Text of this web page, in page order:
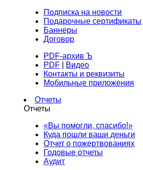
Подписка на новости
Подарочные сертификаты
Баннеры
Договор
PDF-архив Ъ
PDF
Видео
Контакты и реквизиты
Мобильные приложения
Отчеты
Отчеты
«Вы помогли, спасибо!»
Куда пошли ваши деньги
Отчет о пожертвованиях
Годовые отчеты
Аудит